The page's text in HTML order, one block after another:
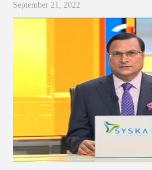
September 21, 2022